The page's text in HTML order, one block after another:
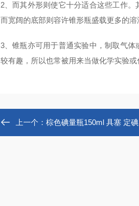
2、而其外形则使它十分适合这些工作
而宽阔的底部则容许锥形瓶盛载更多的
3、锥瓶亦可用于普通实验中，制取气
较有趣，所以也常被用来当做化学实验
上一个： 棕色碘量瓶150ml 具塞 定碘三角